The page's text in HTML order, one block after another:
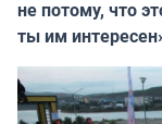
не потому, что
ты им